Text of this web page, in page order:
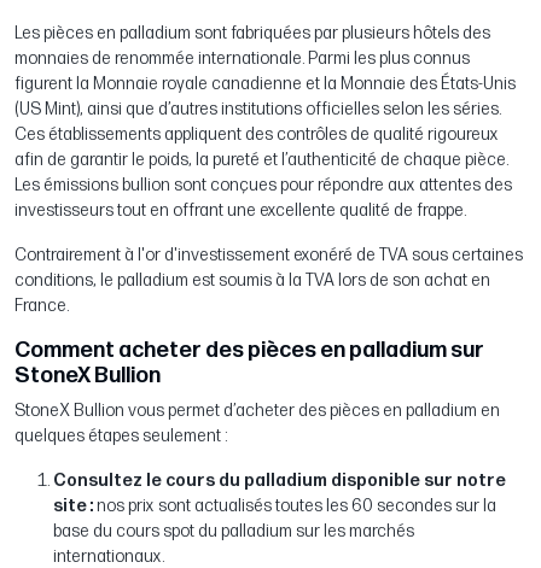
Les pièces en palladium sont fabriquées par plusieurs hôtels des
monnaies de renommée internationale. Parmi les plus connus
figurent la Monnaie royale canadienne et la Monnaie des États-Unis
(US Mint), ainsi que d’autres institutions officielles selon les séries.
Ces établissements appliquent des contrôles de qualité rigoureux
afin de garantir le poids, la pureté et l’authenticité de chaque pièce.
Les émissions bullion sont conçues pour répondre aux attentes des
investisseurs tout en offrant une excellente qualité de frappe.
Contrairement à l'or d'investissement exonéré de TVA sous certaines
conditions, le palladium est soumis à la TVA lors de son achat en
France.
Comment acheter des pièces en palladium sur
StoneX Bullion
StoneX Bullion vous permet d’acheter des pièces en palladium en
quelques étapes seulement :
Consultez le cours du palladium disponible sur notre
site :nos prix sont actualisés toutes les 60 secondes sur la
base du cours spot du palladium sur les marchés
internationaux.